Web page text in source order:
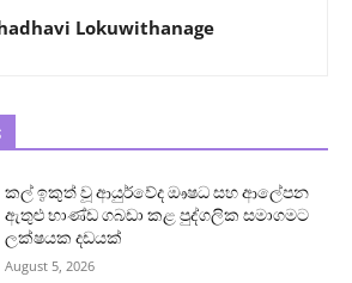
Lokuwithanage
කල් ඉකුත් වූ ආයුර්වේද ඖෂධ සහ ආලේපන
ඇතුළු භාණ්ඩ ගබඩා කළ පුද්ගලික සමාගමට
ලක්ෂයක දඩයක්
August 5, 2026